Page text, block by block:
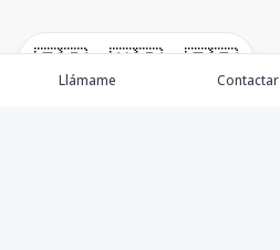
🇪🇸 🇺🇸 🇫🇷
Llámame Contactar